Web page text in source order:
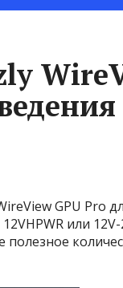
GPU Pro
или
полезное